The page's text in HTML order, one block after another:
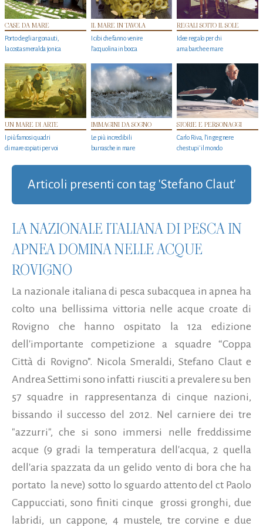
CASE DA MARE
Porto degli argonauti,
la costa smeralda jonica
IL MARE IN TAVOLA
I cibi che fanno venire
l’acquolina in bocca
REGALI SOTTO IL SOLE
Idee regalo per chi
ama barche e mare
UN MARE DI ARTE
I più famosi quadri
di mare copiati per voi
IMMAGINI DA SOGNO
Le più incredibili
burrasche in mare
STORIE E PERSONAGGI
Carlo Riva, l’ingegnere
che stupi' il mondo
Articoli presenti con tag 'Stefano Claut'
LA NAZIONALE ITALIANA DI PESCA IN
APNEA DOMINA NELLE ACQUE
ROVIGNO
La nazionale italiana di pesca subacquea in apnea ha
colto una bellissima vittoria nelle acque croate di
Rovigno che hanno ospitato la 12a edizione
dell'importante competizione a squadre “Coppa
Città di Rovigno”. Nicola Smeraldi, Stefano Claut e
Andrea Settimi sono infatti riusciti a prevalere su ben
57 squadre in rappresentanza di cinque nazioni,
bissando il successo del 2012. Nel carniere dei tre
"azzurri", che si sono immersi nelle freddissime
acque (9 gradi la temperatura dell'acqua, 2 quella
dell'aria spazzata da un gelido vento di bora che ha
portato la neve) sotto lo sguardo attento del ct Paolo
Cappucciati, sono finiti cinque grossi gronghi, due
labridi, un cappone, 4 mustele, tre corvine e due